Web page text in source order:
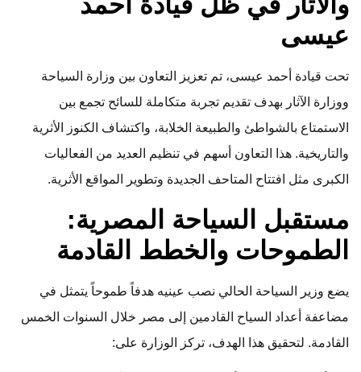
عيسى
تحت قيادة أحمد عيسى، تم تعزيز التعاون بين وزارة السياحة
ووزارة الآثار بهدف تقديم تجربة متكاملة للسائح تجمع بين
الاستمتاع بالشواطئ والطبيعة الخلابة، واكتشاف الكنوز الأثرية
والتاريخية. هذا التعاون أسهم في تنظيم العديد من الفعاليات
الكبرى مثل افتتاح المتاحف الجديدة وتطوير المواقع الأثرية.
مستقبل السياحة المصرية:
الطموحات والخطط القادمة
يضع وزير السياحة الحالي نصب عينيه هدفاً طموحاً يتمثل في
مضاعفة أعداد السياح القادمين إلى مصر خلال السنوات الخمس
القادمة. لتحقيق هذا الهدف، تركز الوزارة على: